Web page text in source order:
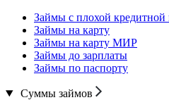
Займы с плохой кредитной
Займы на карту
Займы на карту МИР
Займы до зарплаты
Займы по паспорту
Суммы займов